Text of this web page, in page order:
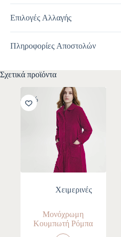
Επιλογές Αλλαγής
Πληροφορίες Αποστολών
Σχετικά προϊόντα
-30%
Χειμερινές
Μονόχρωμη
Κουμπωτή Ρόμπα